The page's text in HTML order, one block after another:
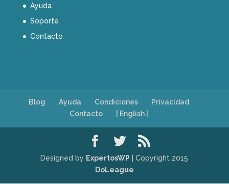
Ayuda
Soporte
Contacto
Blog Ayuda Condiciones
Privacidad
Contacto
| English |
Designed by ExpertosWP | Copyright 2015
DoLeague